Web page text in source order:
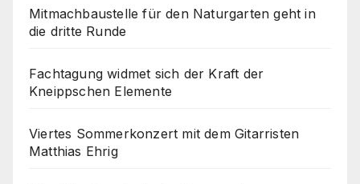
Mitmachbaustelle für den Naturgarten geht in
die dritte Runde
Fachtagung widmet sich der Kraft der
Kneippschen Elemente
Viertes Sommerkonzert mit dem Gitarristen
Matthias Ehrig